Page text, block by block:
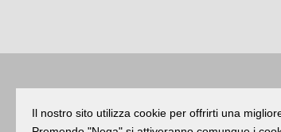
Buongiorno:Riminié
Il nostro sito utilizza cookie per offrirti una